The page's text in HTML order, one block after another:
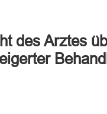
des Arztes